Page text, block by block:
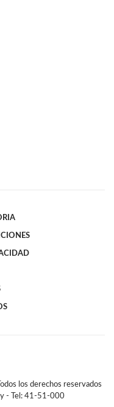
los derechos reservados
- Tel: 41-51-000